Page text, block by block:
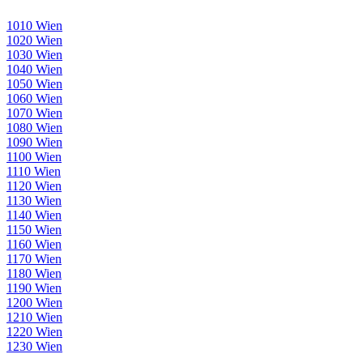
1010 Wien
1020 Wien
1030 Wien
1040 Wien
1050 Wien
1060 Wien
1070 Wien
1080 Wien
1090 Wien
1100 Wien
1110 Wien
1120 Wien
1130 Wien
1140 Wien
1150 Wien
1160 Wien
1170 Wien
1180 Wien
1190 Wien
1200 Wien
1210 Wien
1220 Wien
1230 Wien